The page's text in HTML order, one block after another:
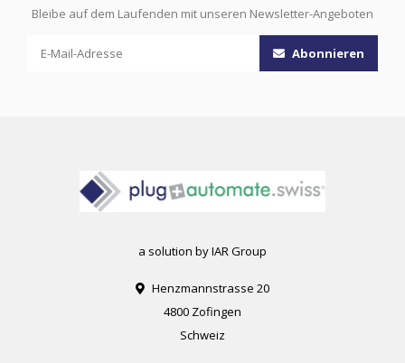
Bleibe auf dem Laufenden mit unseren Newsletter-Angeboten
Abonnieren
a solution by IAR Group
Henzmannstrasse 20
4800 Zofingen
Schweiz